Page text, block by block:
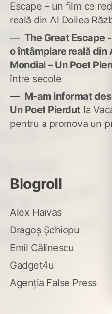
Escape – un film ce
reală din Al Doilea
The Great Escape
o întâmplare reală din
Mondial – Un Poet
între secole
M-am informat
Un Poet Pierdut la
pentru a promova un
Blogroll
Alex Haivas
Dragoș Șchiopu
Emil Călinescu
Gadget4u
Agenția False Press